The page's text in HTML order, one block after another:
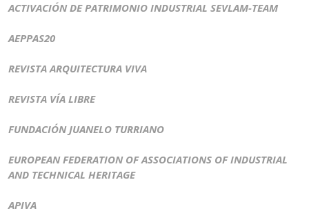
ACTIVACIÓN DE PATRIMONIO INDUSTRIAL SEVLAM-TEAM
AEPPAS20
REVISTA ARQUITECTURA VIVA
REVISTA VÍA LIBRE
FUNDACIÓN JUANELO TURRIANO
EUROPEAN FEDERATION OF ASSOCIATIONS OF INDUSTRIAL
AND TECHNICAL HERITAGE
APIVA